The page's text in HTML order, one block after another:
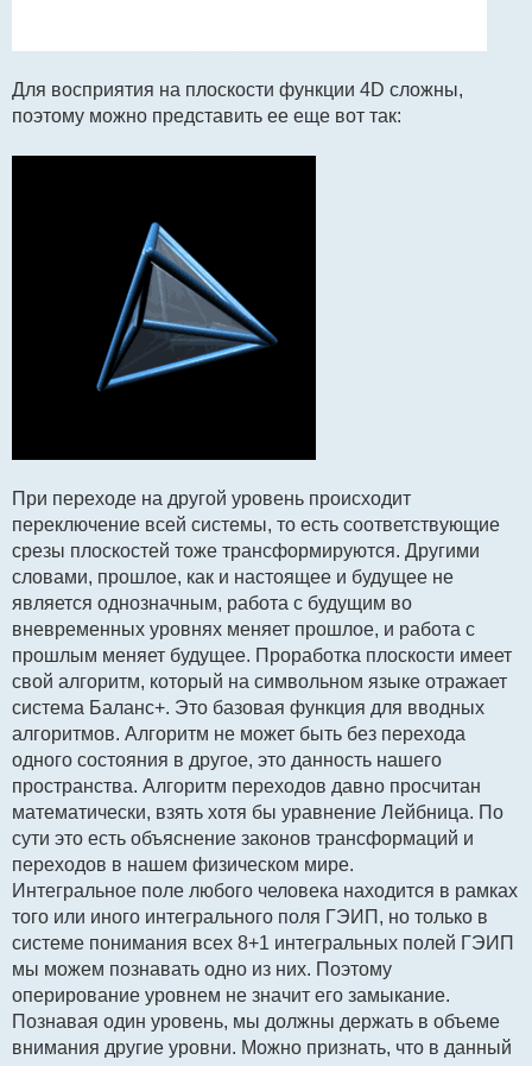
Для восприятия на плоскости функции 4D сложны,
поэтому можно представить ее еще вот так:
При переходе на другой уровень происходит
переключение всей системы, то есть соответствующие
срезы плоскостей тоже трансформируются. Другими
словами, прошлое, как и настоящее и будущее не
является однозначным, работа с будущим во
вневременных уровнях меняет прошлое, и работа с
прошлым меняет будущее. Проработка плоскости имеет
свой алгоритм, который на символьном языке отражает
система Баланс+. Это базовая функция для вводных
алгоритмов. Алгоритм не может быть без перехода
одного состояния в другое, это данность нашего
пространства. Алгоритм переходов давно просчитан
математически, взять хотя бы уравнение Лейбница. По
сути это есть объяснение законов трансформаций и
переходов в нашем физическом мире.
Интегральное поле любого человека находится в рамках
того или иного интегрального поля ГЭИП, но только в
системе понимания всех 8+1 интегральных полей ГЭИП
мы можем познавать одно из них. Поэтому
оперирование уровнем не значит его замыкание.
Познавая один уровень, мы должны держать в объеме
внимания другие уровни. Можно признать, что в данный